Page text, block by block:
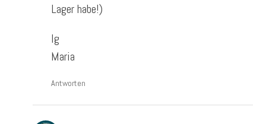
Lager habe!)
lg
Maria
Antworten